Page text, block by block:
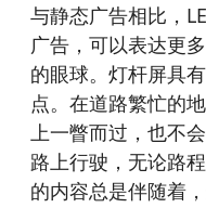
与静态广告相比，
广告，可以表达更
的眼球。灯杆屏具
点。在道路繁忙的
上一瞥而过，也不
路上行驶，无论路
的内容总是伴随着